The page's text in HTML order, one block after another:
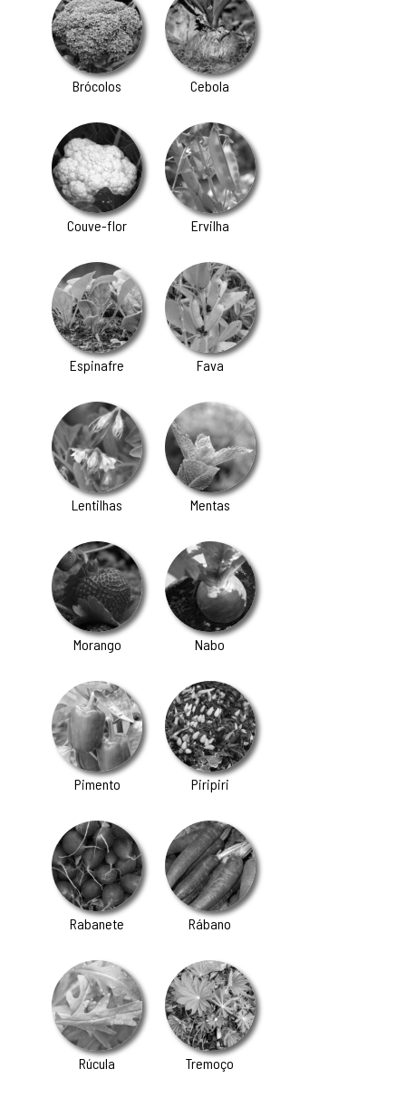
Brócolos Cebola
Couve-flor Ervilha
Espinafre Fava
Lentilhas Mentas
Morango Nabo
Pimento Piripiri
Rabanete Rábano
Rúcula Tremoço